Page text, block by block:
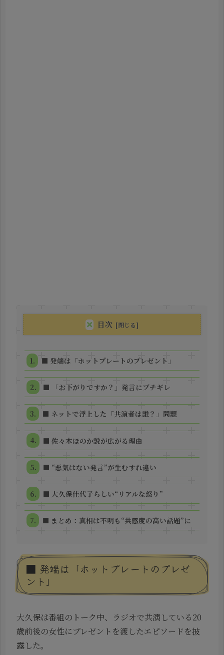
目次
■ 発端は「ホットプレートのプレゼント」
■ 「お下がりですか？」発言にブチギレ
■ ネットで浮上した「共演者は誰？」問題
■ 佐々木ほのか説が広がる理由
■ “悪気はない発言”が生むすれ違い
■ 大久保佳代子らしい“リアルな怒り”
■ まとめ：真相は不明も“共感度の高い話題”に
■ 発端は「ホットプレートのプレゼ
ント」
大久保は番組のトーク中、ラジオで共演している20
歳前後の女性にプレゼントを渡したエピソードを披
露した。